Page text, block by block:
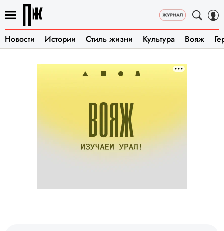
Новости Истории Стиль жизни Культура Вояж